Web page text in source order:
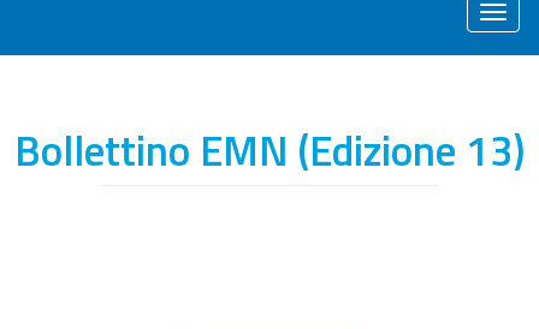
Toggle
Bollettino EMN (Edizione 13)